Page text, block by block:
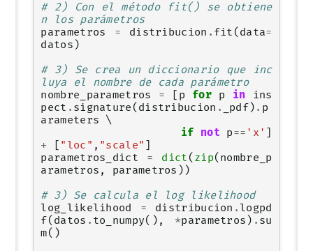
# 2) Con el método fit() se obtiene
n los parámetros
parametros
= distribucion . fit ( data=
datos )
# 3) Se crea un diccionario que inc
luya el nombre de cada parámetro
nombre_parametros
= p for p in
ins
pect . signature ( distribucion . _pdf) . p
arameters \
if not p== 'x'
+
"loc" , "scale"
parametros_dict
= dict ( zip( nombre_p
arametros , parametros ))
# 3) Se calcula el log likelihood
log_likelihood
= distribucion . logpd
f( datos . to_numpy(), *parametros ) . su
m()